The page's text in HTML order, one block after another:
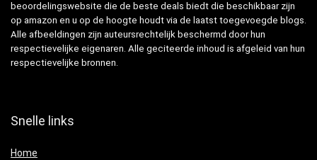
beoordelingswebsite die de beste deals biedt die beschikbaar zijn
op amazon en u op de hoogte houdt via de laatst toegevoegde blogs.
Alle afbeeldingen zijn auteursrechtelijk beschermd door hun
respectievelijke eigenaren. Alle geciteerde inhoud is afgeleid van hun
respectievelijke bronnen.
Snelle links
Home